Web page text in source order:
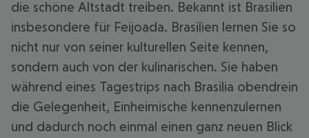
die schöne Altstadt treiben. Bekannt ist Brasilien
insbesondere für Feijoada. Brasilien lernen Sie so
nicht nur von seiner kulturellen Seite kennen,
sondern auch von der kulinarischen. Sie haben
während eines Tagestrips nach Brasilia obendrein
die Gelegenheit, Einheimische kennenzulernen
und dadurch noch einmal einen ganz neuen Blick